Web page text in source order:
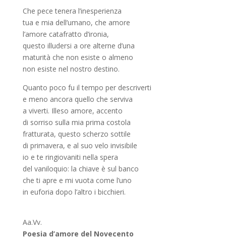
Che pece tenera l’inesperienza
tua e mia dell’umano, che amore
l’amore catafratto d’ironia,
questo illudersi a ore alterne d’una
maturità che non esiste o almeno
non esiste nel nostro destino.
Quanto poco fu il tempo per descriverti
e meno ancora quello che serviva
a viverti. Illeso amore, accento
di sorriso sulla mia prima costola
fratturata, questo scherzo sottile
di primavera, e al suo velo invisibile
io e te ringiovaniti nella spera
del vaniloquio: la chiave è sul banco
che ti apre e mi vuota come l’uno
in euforia dopo l’altro i bicchieri.
Aa.Vv.
Poesia d’amore del Novecento